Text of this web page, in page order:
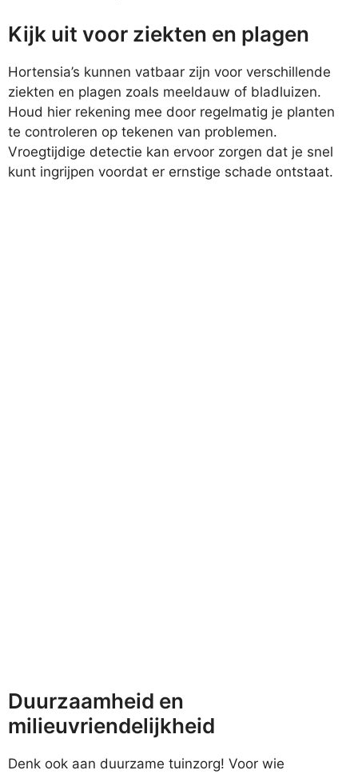
Kijk uit voor ziekten en plagen
Hortensia’s kunnen vatbaar zijn voor verschillende
ziekten en plagen zoals meeldauw of bladluizen.
Houd hier rekening mee door regelmatig je planten
te controleren op tekenen van problemen.
Vroegtijdige detectie kan ervoor zorgen dat je snel
kunt ingrijpen voordat er ernstige schade ontstaat.
Duurzaamheid en
milieuvriendelijkheid
Denk ook aan duurzame tuinzorg! Voor wie